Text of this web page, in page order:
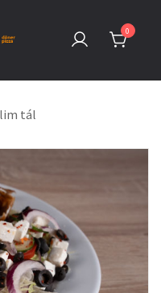
0
tál